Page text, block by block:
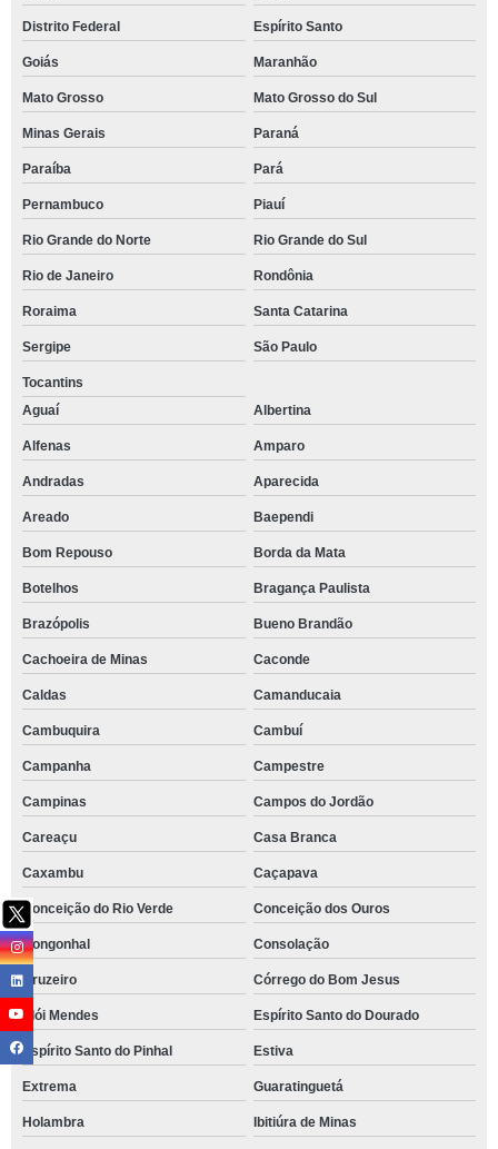
Distrito Federal Espírito Santo
Goiás Maranhão
Mato Grosso Mato Grosso do Sul
Minas Gerais Paraná
Paraíba Pará
Pernambuco Piauí
Rio Grande do Norte Rio Grande do Sul
Rio de Janeiro Rondônia
Roraima Santa Catarina
Sergipe São Paulo
Tocantins
Aguaí
Albertina
Alfenas Amparo
Andradas Aparecida
Areado Baependi
Bom Repouso Borda da Mata
Botelhos Bragança Paulista
Brazópolis Bueno Brandão
Cachoeira de Minas Caconde
Caldas Camanducaia
Cambuquira Cambuí
Campanha Campestre
Campinas Campos do Jordão
Careaçu Casa Branca
Caxambu Caçapava
Conceição do Rio Verde Conceição dos Ouros
Congonhal Consolação
Cruzeiro Córrego do Bom Jesus
Elói Mendes Espírito Santo do Dourado
Espírito Santo do Pinhal Estiva
Extrema Guaratinguetá
Holambra Ibitiúra de Minas